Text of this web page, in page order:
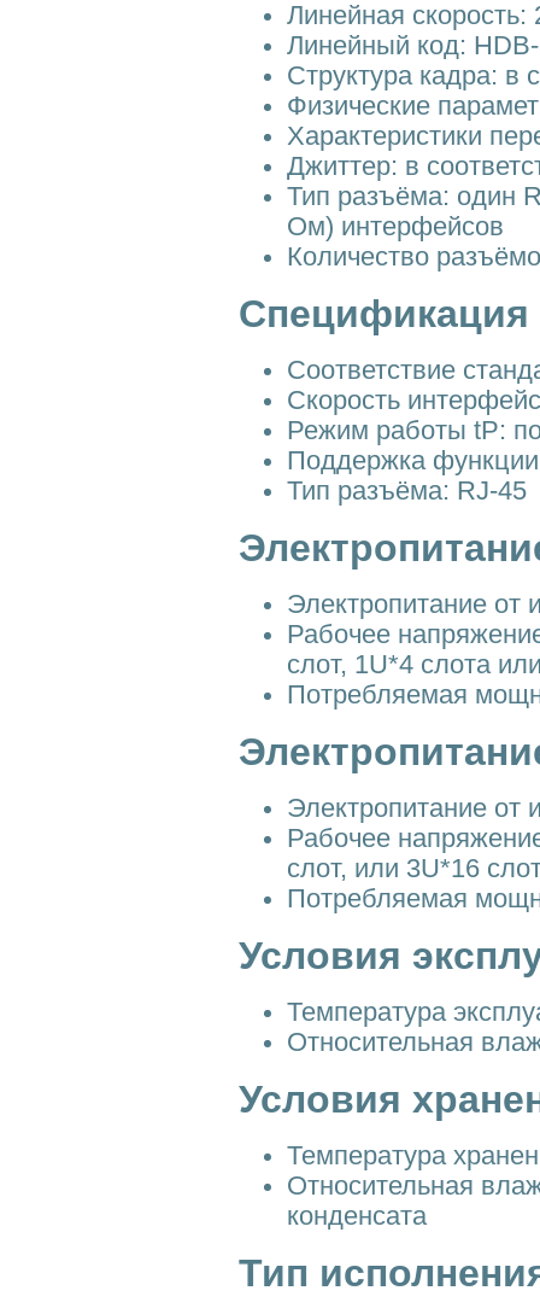
Линейная скорость:
Линейный код:
Структура кадра: в
Физические
Характеристики
Джиттер: в
Тип разъёма: один
Ом) интерфейсов
Количество
Спецификация
Соответствие
Скорость
Режим работы tР:
Поддержка
Тип разъёма: RJ-45
Электропитание от
Рабочее
слот, 1U*4 слота
Потребляемая
Электропитание от
Рабочее
слот, или 3U*16
Потребляемая
Условия
Температура
Относительная
Условия
Температура
Относительная
конденсата
Тип